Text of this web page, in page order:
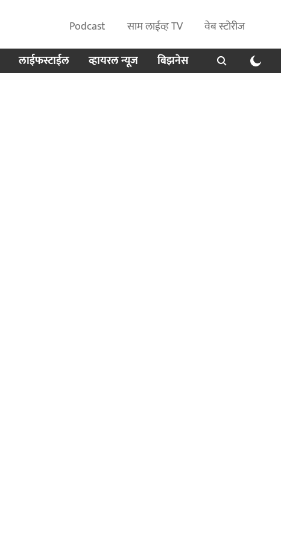
Podcast साम लाईव्ह TV
वेब स्टोरीज
लाईफस्टाईल व्हायरल न्यूज बिझनेस